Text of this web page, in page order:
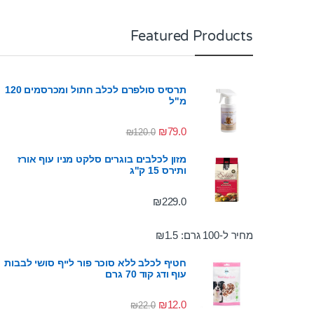
Featured Products
תרסיס סולפרם לכלב חתול ומכרסמים 120
מ"ל
₪79.0
₪120.0
מזון לכלבים בוגרים סלקט מניו עוף אורז
ותירס 15 ק"ג
₪229.0
מחיר ל-100 גרם: ₪1.5
חטיף לכלב ללא סוכר פור לייף סושי לבבות
עוף ודג קוד 70 גרם
₪12.0
₪22.0